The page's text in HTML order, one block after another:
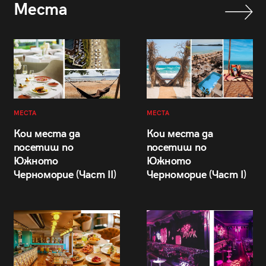
Места
МЕСТА
Кои места да
посетиш по
Южното
Черноморие (Част II)
МЕСТА
Кои места да
посетиш по
Южното
Черноморие (Част I)